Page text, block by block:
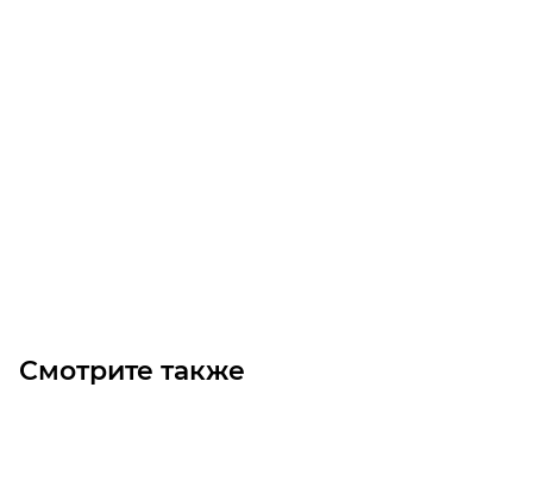
Смотрите также